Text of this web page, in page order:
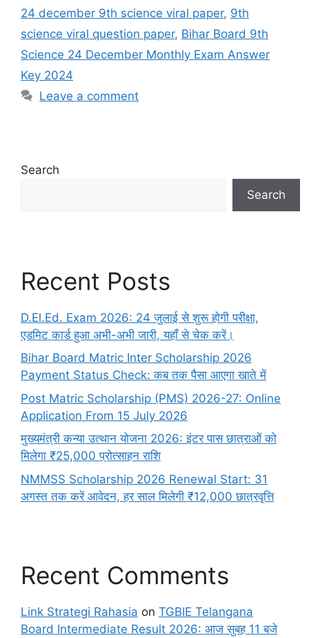
24 december 9th science viral paper, 9th
science viral question paper, Bihar Board 9th
Science 24 December Monthly Exam Answer
Key 2024
Leave a comment
Search
Search
Recent Posts
D.El.Ed. Exam 2026: 24 जुलाई से शुरू होगी परीक्षा,
एडमिट कार्ड हुआ अभी-अभी जारी, यहाँ से चेक करें।
Bihar Board Matric Inter Scholarship 2026
Payment Status Check: कब तक पैसा आएगा खाते में
Post Matric Scholarship (PMS) 2026-27: Online
Application From 15 July 2026
मुख्यमंत्री कन्या उत्थान योजना 2026: इंटर पास छात्राओं को
मिलेगा ₹25,000 प्रोत्साहन राशि
NMMSS Scholarship 2026 Renewal Start: 31
अगस्त तक करें आवेदन, हर साल मिलेगी ₹12,000 छात्रवृत्ति
Recent Comments
Link Strategi Rahasia on TGBIE Telangana
Board Intermediate Result 2026: आज सुबह 11 बजे